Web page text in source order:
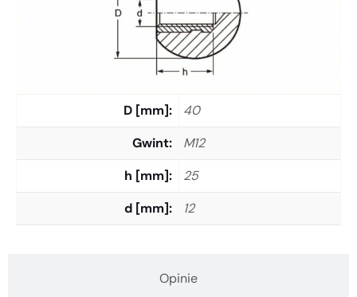
Opinie
D [mm]
40
Gwint
M12
h [mm]
25
d [mm]
12